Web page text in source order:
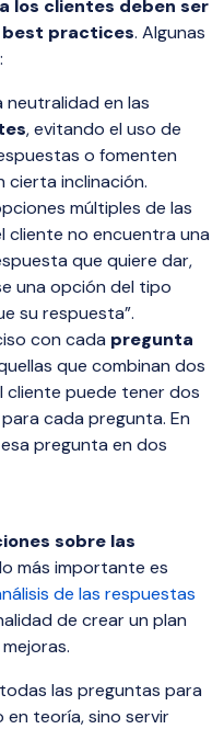
los clientes deben ser
best practices. Algunas
en las
, evitando el uso de
o fomenten
cierta inclinación.
múltiples de las
cliente no encuentra una
que quiere dar,
una opción del tipo
su respuesta”.
con cada pregunta
que combinan dos
cliente puede tener dos
cada pregunta. En
pregunta en dos
sobre las
más importante es
de las respuestas
de crear un plan
las preguntas para
en teoría, sino servir